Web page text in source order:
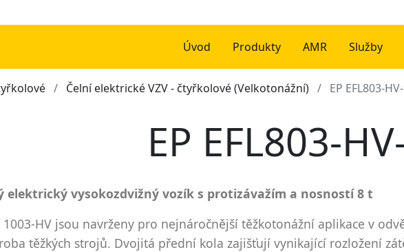
Úvod Produkty AMR Služby
Čelní elektrické VZV - čtyřkolové (Velkotonážní) EP EFL803-
EP EFL803-
elektrický vysokozdvižný vozík s protizávažím a nosností 8 t
1003-HV jsou navrženy pro nejnáročnější těžkotonážní aplikace v
těžkých strojů. Dvojitá přední kola zajišťují vynikající rozložení